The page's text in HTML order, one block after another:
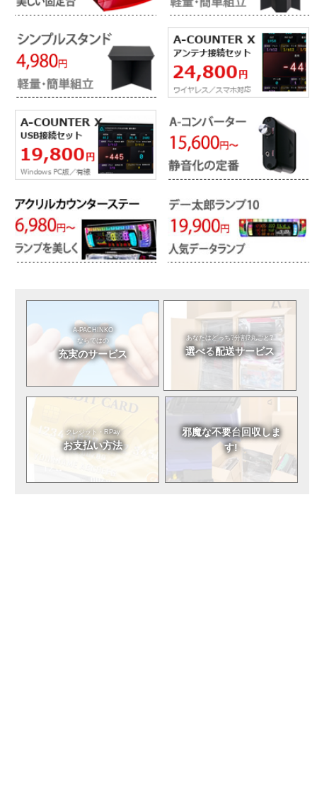
A-PACHINKO
ならではの
充実のサービス
あなたはどっち?分割?丸ごと?
選べる配送サービス
クレジット・RPay
お支払い方法
邪魔な不要台回収しま
す!